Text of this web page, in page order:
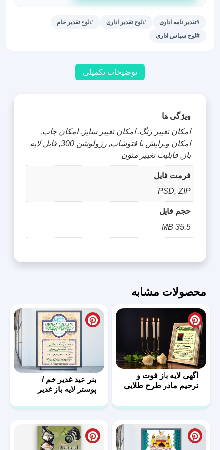
اداری
طرح
عدد
#تقدیر نامه اداری #لوح تقدیر اداری
#لوح تقدیر خام
#لوح سپاس اداری
توضیحات تکمیلی
ویژگی ها
امکان تغییر رنگ, امکان تغییر سایز, امکان چاپ,
امکان ویرایش با فتوشاپ, رزولوشن 300, فایل لایه
باز, قابلیت تغییر متون
فرمت فایل
PSD, ZIP
حجم فایل
35.5 MB
محصولات مشابه
آگهی لایه باز فوت و
ترحیم مادر طرح طلایی
بنر عید غدیر خم /
پوستر لایه باز غدیر